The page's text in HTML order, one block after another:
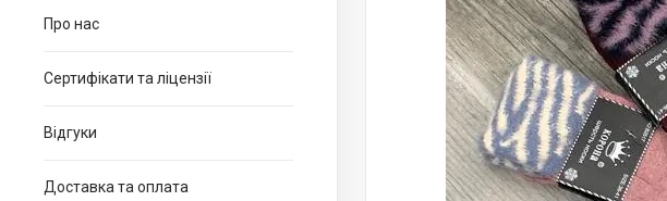
Про нас
Сертифікати та ліцензії
Відгуки
Доставка та оплата